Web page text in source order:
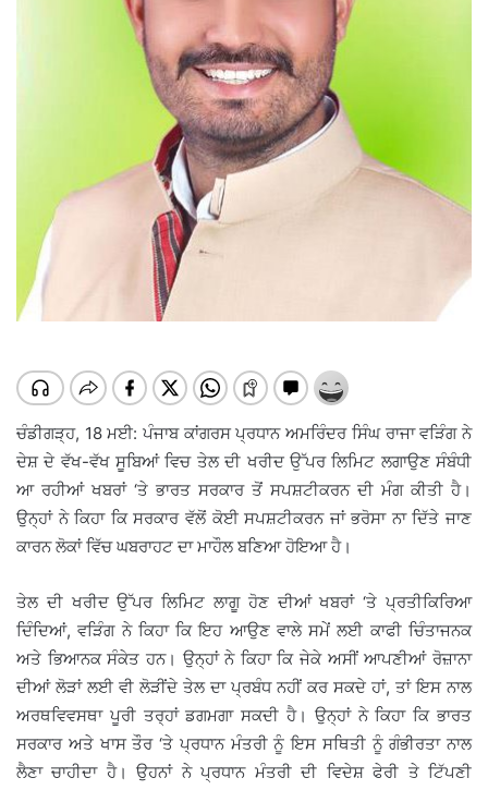
ਚੰਡੀਗੜ੍ਹ, 18 ਮਈ: ਪੰਜਾਬ ਕਾਂਗਰਸ ਪ੍ਰਧਾਨ ਅਮਰਿੰਦਰ ਸਿੰਘ ਰਾਜਾ ਵੜਿੰਗ ਨੇ
ਦੇਸ਼ ਦੇ ਵੱਖ-ਵੱਖ ਸੂਬਿਆਂ ਵਿਚ ਤੇਲ ਦੀ ਖਰੀਦ ਉੱਪਰ ਲਿਮਿਟ ਲਗਾਉਣ ਸੰਬੰਧੀ
ਆ ਰਹੀਆਂ ਖਬਰਾਂ ‘ਤੇ ਭਾਰਤ ਸਰਕਾਰ ਤੋਂ ਸਪਸ਼ਟੀਕਰਨ ਦੀ ਮੰਗ ਕੀਤੀ ਹੈ।
ਉਨ੍ਹਾਂ ਨੇ ਕਿਹਾ ਕਿ ਸਰਕਾਰ ਵੱਲੋਂ ਕੋਈ ਸਪਸ਼ਟੀਕਰਨ ਜਾਂ ਭਰੋਸਾ ਨਾ ਦਿੱਤੇ ਜਾਣ
ਕਾਰਨ ਲੋਕਾਂ ਵਿੱਚ ਘਬਰਾਹਟ ਦਾ ਮਾਹੌਲ ਬਣਿਆ ਹੋਇਆ ਹੈ।
ਤੇਲ ਦੀ ਖਰੀਦ ਉੱਪਰ ਲਿਮਿਟ ਲਾਗੂ ਹੋਣ ਦੀਆਂ ਖਬਰਾਂ ‘ਤੇ ਪ੍ਰਤੀਕਿਰਿਆ
ਦਿੰਦਿਆਂ, ਵੜਿੰਗ ਨੇ ਕਿਹਾ ਕਿ ਇਹ ਆਉਣ ਵਾਲੇ ਸਮੇਂ ਲਈ ਕਾਫੀ ਚਿੰਤਾਜਨਕ
ਅਤੇ ਭਿਆਨਕ ਸੰਕੇਤ ਹਨ। ਉਨ੍ਹਾਂ ਨੇ ਕਿਹਾ ਕਿ ਜੇਕੇ ਅਸੀਂ ਆਪਣੀਆਂ ਰੋਜ਼ਾਨਾ
ਦੀਆਂ ਲੋੜਾਂ ਲਈ ਵੀ ਲੋੜੀਂਦੇ ਤੇਲ ਦਾ ਪ੍ਰਬੰਧ ਨਹੀਂ ਕਰ ਸਕਦੇ ਹਾਂ, ਤਾਂ ਇਸ ਨਾਲ
ਅਰਥਵਿਵਸਥਾ ਪੂਰੀ ਤਰ੍ਹਾਂ ਡਗਮਗਾ ਸਕਦੀ ਹੈ। ਉਨ੍ਹਾਂ ਨੇ ਕਿਹਾ ਕਿ ਭਾਰਤ
ਸਰਕਾਰ ਅਤੇ ਖਾਸ ਤੌਰ ‘ਤੇ ਪ੍ਰਧਾਨ ਮੰਤਰੀ ਨੂੰ ਇਸ ਸਥਿਤੀ ਨੂੰ ਗੰਭੀਰਤਾ ਨਾਲ
ਲੈਣਾ ਚਾਹੀਦਾ ਹੈ। ਉਹਨਾਂ ਨੇ ਪ੍ਰਧਾਨ ਮੰਤਰੀ ਦੀ ਵਿਦੇਸ਼ ਫੇਰੀ ਤੇ ਟਿੱਪਣੀ